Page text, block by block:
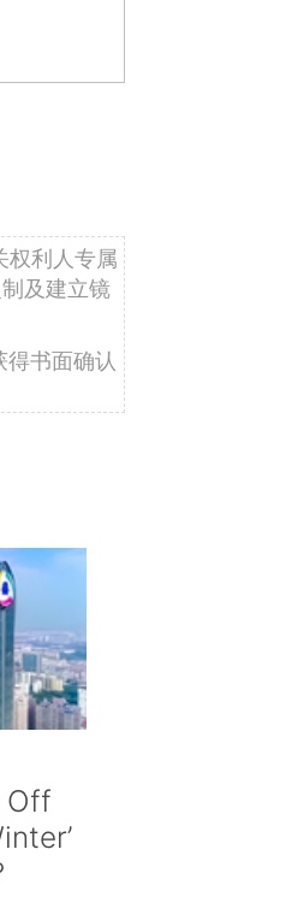
权利人专属
及建立镜
得书面确认
Off